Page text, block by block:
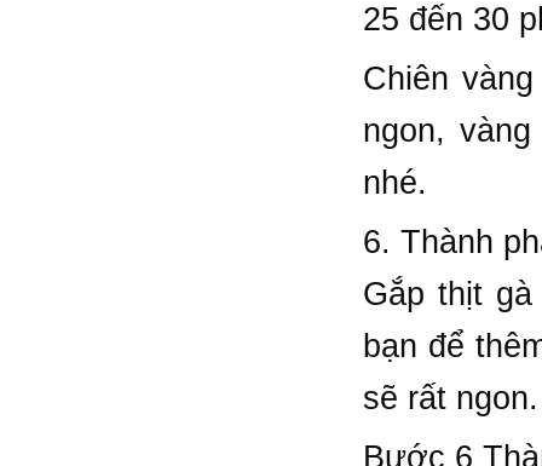
25 đến 30
Chiên
ngon,
nhé.
6. Thành
Gắp thịt
bạn để
sẽ rất ngon.
Bước 6